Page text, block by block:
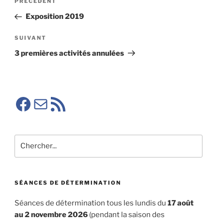
l’article
Article
précédent
Exposition 2019
Article
suivant
SUIVANT
3 premières activités annulées
Facebook SMA
E-mailRSS SMA
SÉANCES DE DÉTERMINATION
Séances de détermination tous les lundis du 17 août
au 2 novembre 2026 (pendant la saison des